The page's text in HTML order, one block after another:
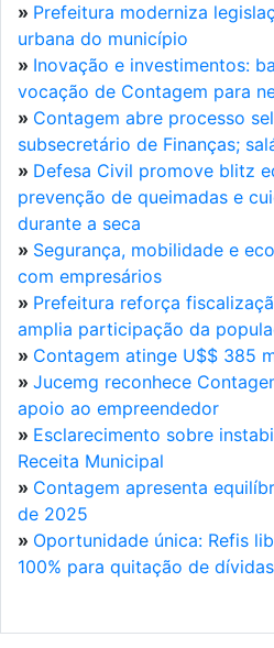
» Prefeitura moderniza
urbana do município
» Inovação e investimentos:
vocação de Contagem para
» Contagem abre processo
subsecretário de Finanças;
» Defesa Civil promove blitz
prevenção de queimadas e
durante a seca
» Segurança, mobilidade e
com empresários
» Prefeitura reforça
amplia participação da
» Contagem atinge U$$ 385
» Jucemg reconhece
apoio ao empreendedor
» Esclarecimento sobre
Receita Municipal
» Contagem apresenta
de 2025
» Oportunidade única: Refis
100% para quitação de dívidas